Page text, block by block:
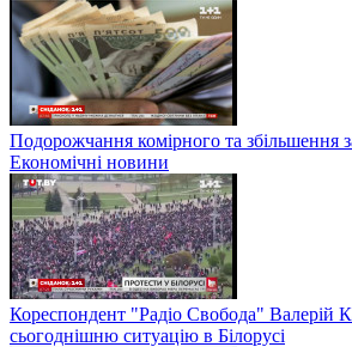
Подорожчання комірного та збільшення
Економічні новини
Кореспондент "Радіо Свобода" Валерій
сьогоднішню ситуацію в Білорусі